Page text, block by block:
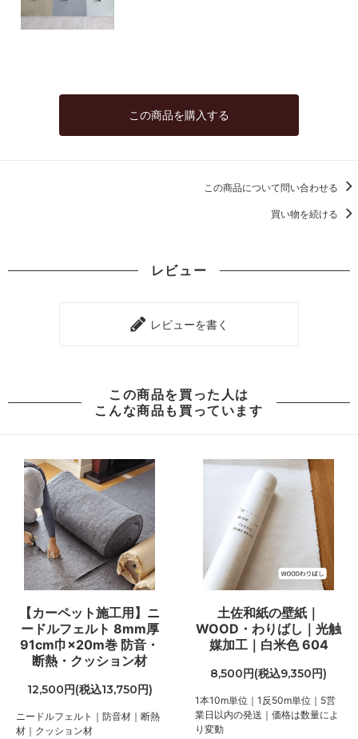
この商品を購入する
この商品について問い合わせる
買い物を続ける
レビュー
レビューを書く
この商品を買った人は
こんな商品も買っています
【カーペット施工用】ニ
ードルフェルト 8mm厚
91cm巾×20m巻 防音・
断熱・クッション材
12,500円(税込13,750円)
ニードルフェルト｜防音材｜断熱
材｜クッション材
土佐和紙の壁紙｜
WOOD・わりばし｜光触
媒加工｜白米色 604
8,500円(税込9,350円)
1本10m単位｜1反50m単位｜5営
業日以内の発送｜価格は数量によ
り変動